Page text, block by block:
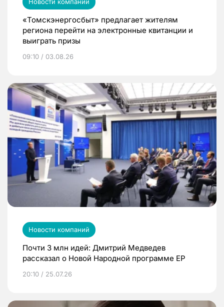
«Томскэнергосбыт» предлагает жителям
региона перейти на электронные квитанции и
выиграть призы
09:10 / 03.08.26
Новости компаний
Почти 3 млн идей: Дмитрий Медведев
рассказал о Новой Народной программе ЕР
20:10 / 25.07.26